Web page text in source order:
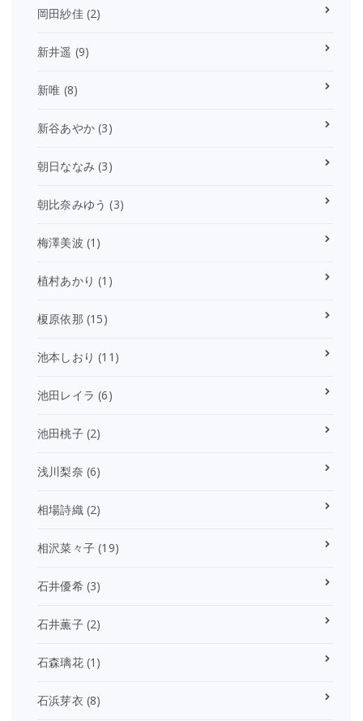
岡田紗佳(2)
新井遥 (9)
新唯 (8)
新谷あやか (3)
朝日ななみ (3)
朝比奈みゆう (3)
梅澤美波 (1)
植村あかり (1)
榎原依那 (15)
池本しおり (11)
池田レイラ (6)
池田桃子(2)
浅川梨奈 (6)
相場詩織 (2)
相沢菜々子 (19)
石井優希(3)
石井薫子(2)
石森璃花(1)
石浜芽衣 (8)